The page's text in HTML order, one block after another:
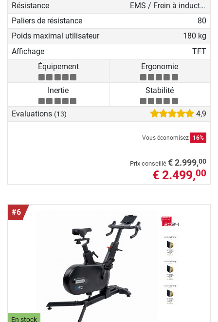
Résistance
EMS / Frein à induction
Paliers de résistance
80
Poids maximal utilisateur
180 kg
Affichage
TFT
Équipement
Ergonomie
Inertie Stabilité
Evaluations (13) 4,9
Vous économisez 16%
Prix conseillé € 2.999,00
€ 2.499,00
#6
En stock